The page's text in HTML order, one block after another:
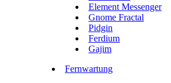
Element Messenger
Gnome Fractal
Pidgin
Ferdium
Gajim
Fernwartung